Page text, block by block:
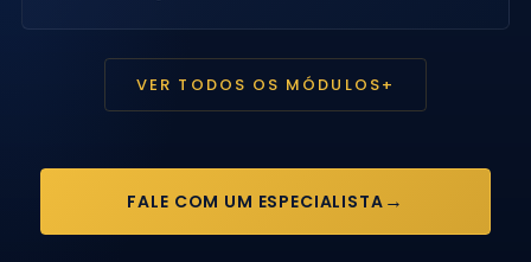
VER TODOS OS MÓDULOS+
FALE COM UM ESPECIALISTA